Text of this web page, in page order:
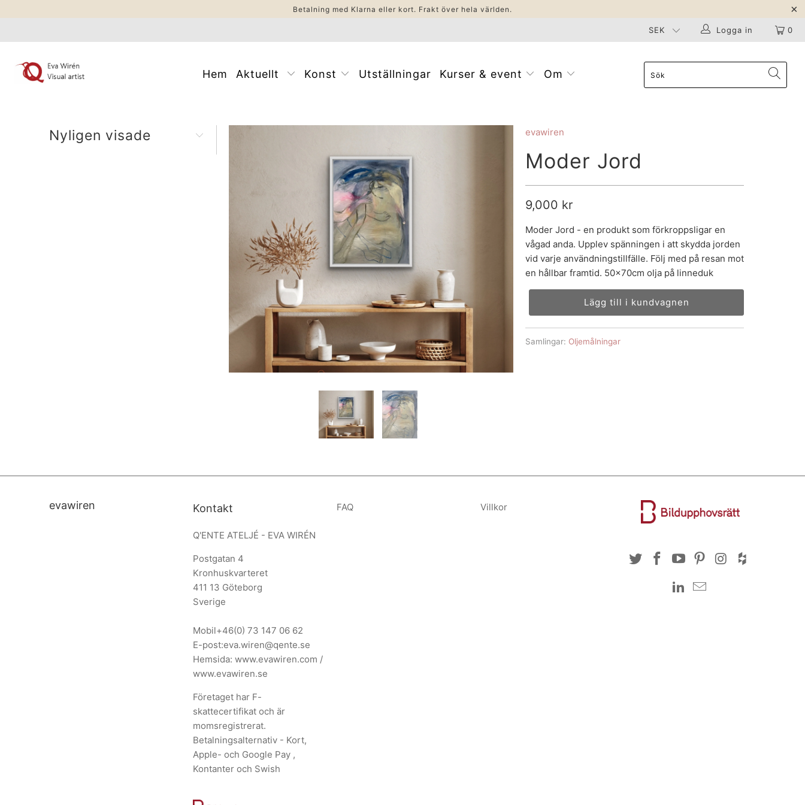
Betalning med Klarna eller kort. Frakt över hela världen.
0
Logga in
Hem Aktuellt Konst Utställningar Kurser & event Om
Nyligen visade evawiren
Moder Jord
9,000 kr
Moder Jord - en produkt som förkroppsligar en
vågad anda. Upplev spänningen i att skydda jorden
vid varje användningstillfälle. Följ med på resan mot
en hållbar framtid. 50x70cm olja på linneduk
Lägg till i kundvagnen
Samlingar: Oljemålningar
evawiren Kontakt
Q'ENTE ATELJÉ - EVA WIRÉN
Postgatan 4
Kronhuskvarteret
411 13 Göteborg
Sverige
Mobil+46(0) 73 147 06 62
E-post:eva.wiren@qente.se
Hemsida: www.evawiren.com /
www.evawiren.se
Företaget har F-
skattecertifikat och är
momsregistrerat.
Betalningsalternativ - Kort,
Apple- och Google Pay ,
Kontanter och Swish
FAQ Villkor